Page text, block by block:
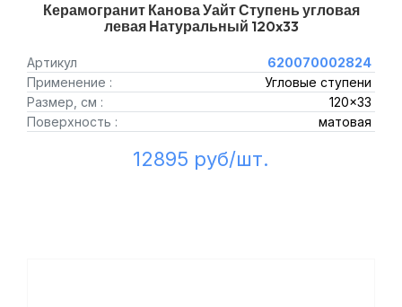
Керамогранит Канова Уайт Ступень угловая
левая Натуральный 120x33
Артикул
620070002824
Применение :
Угловые ступени
Размер, см :
120x33
Поверхность :
матовая
12895 руб/шт.